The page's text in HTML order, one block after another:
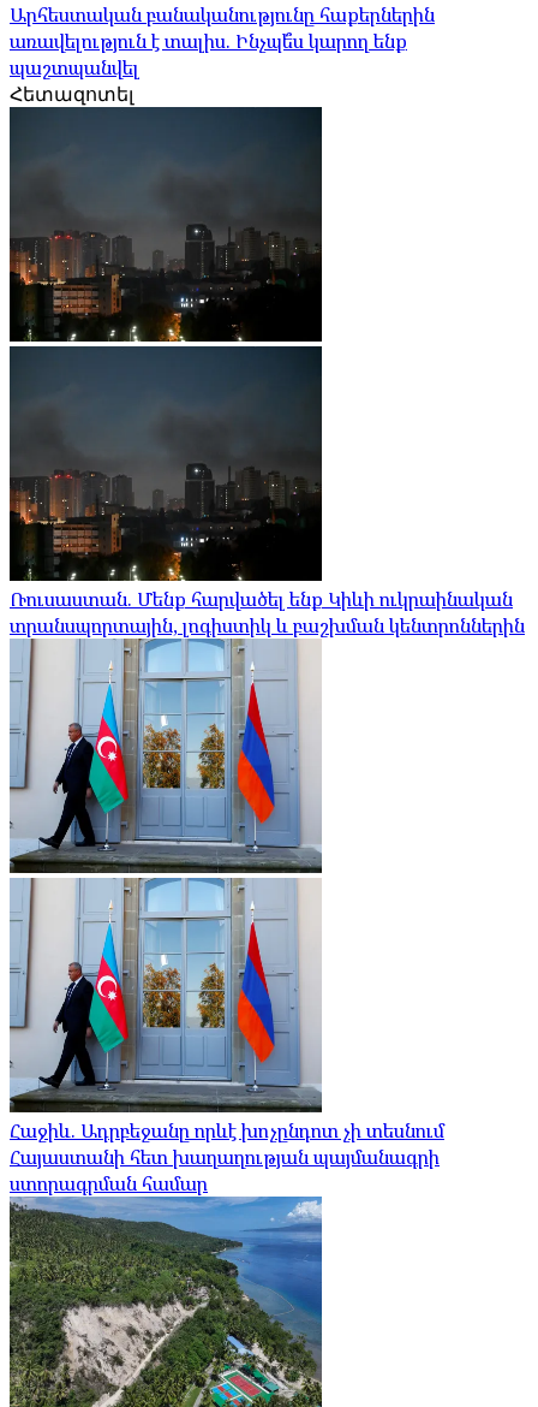
Արհեստական ​​բանականությունը հաքերներին
առավելություն է տալիս. Ինչպե՞ս կարող ենք
պաշտպանվել
Հետազոտել
Ռուսաստան. Մենք հարվածել ենք Կիևի ուկրաինական
տրանսպորտային, լոգիստիկ և բաշխման կենտրոններին
Հաջիև. Ադրբեջանը որևէ խոչընդոտ չի տեսնում
Հայաստանի հետ խաղաղության պայմանագրի
ստորագրման համար